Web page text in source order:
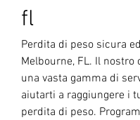
fl
Perdita di peso sicura
Melbourne, FL. Il nostro
una vasta gamma di
aiutarti a raggiungere i
perdita di peso.